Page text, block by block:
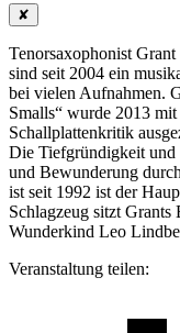
✘
Tenorsaxophonist
sind seit 2004 ein
bei vielen Aufnahmen.
Smalls“ wurde 2013
Schallplattenkritik
Die Tiefgründigkeit und
und Bewunderung
ist seit 1992 ist der
Schlagzeug sitzt Grants
Wunderkind Leo
Veranstaltung teilen: